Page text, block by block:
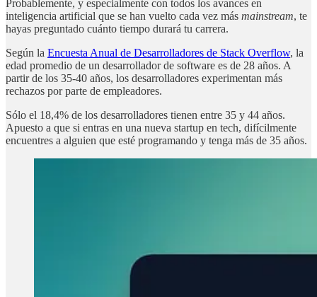
Probablemente, y especialmente con todos los avances en
inteligencia artificial que se han vuelto cada vez más mainstream, te
hayas preguntado cuánto tiempo durará tu carrera.
Según la Encuesta Anual de Desarrolladores de Stack Overflow, la
edad promedio de un desarrollador de software es de 28 años. A
partir de los 35-40 años, los desarrolladores experimentan más
rechazos por parte de empleadores.
Sólo el 18,4% de los desarrolladores tienen entre 35 y 44 años.
Apuesto a que si entras en una nueva startup en tech, difícilmente
encuentres a alguien que esté programando y tenga más de 35 años.